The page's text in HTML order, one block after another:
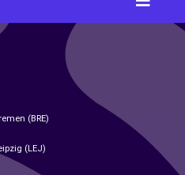
(BRE)
(LEJ)